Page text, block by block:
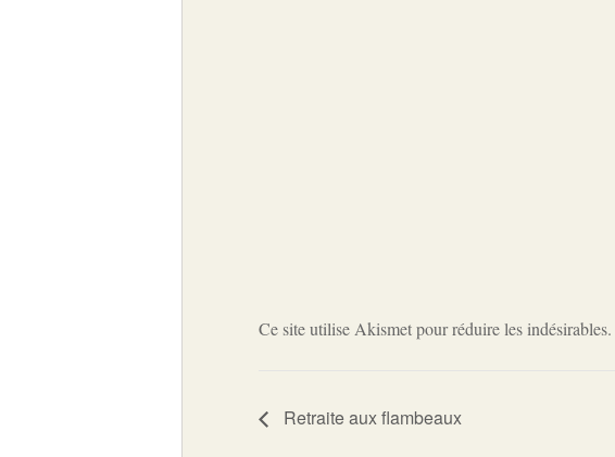
Ce site utilise Akismet pour réduire les indésirables.
Retraite aux flambeaux